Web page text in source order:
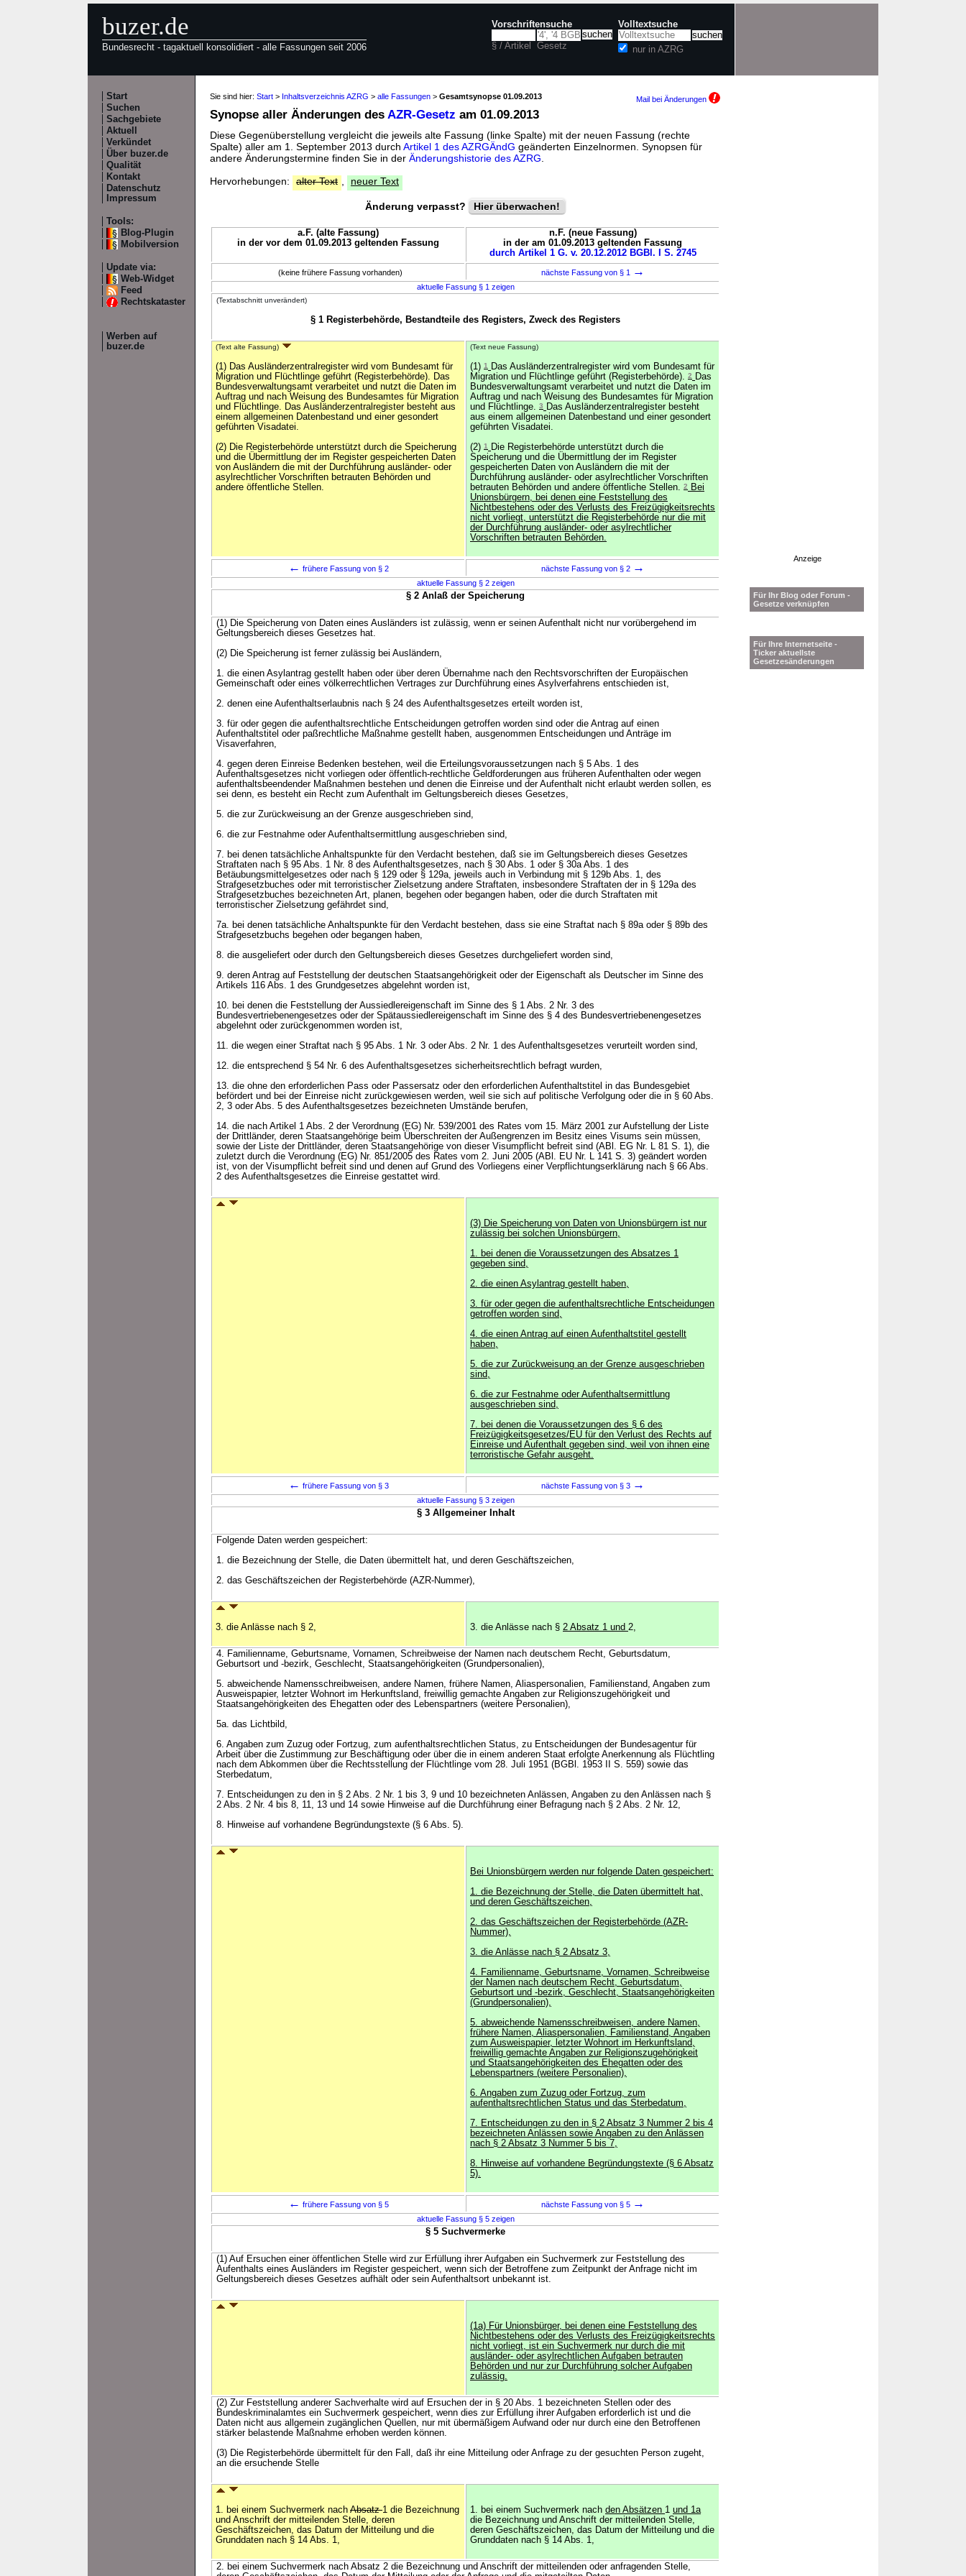
buzer.de
Bundesrecht - tagaktuell konsolidiert - alle Fassungen seit 2006
Vorschriftensuche
§ / Artikel Gesetz
Volltextsuche
nur in AZRG
Start
Suchen
Sachgebiete
Aktuell
Verkündet
Über buzer.de
Qualität
Kontakt
Datenschutz
Impressum
Tools:
Blog-Plugin
Mobilversion
Update via:
Web-Widget
Feed
Rechtskataster
Werben auf
buzer.de
Sie sind hier: Start > Inhaltsverzeichnis AZRG > alle Fassungen > Gesamtsynopse 01.09.2013 Mail bei Änderungen
Synopse aller Änderungen des AZR-Gesetz am 01.09.2013
Diese Gegenüberstellung vergleicht die jeweils alte Fassung (linke Spalte) mit der neuen Fassung (rechte
Spalte) aller am 1. September 2013 durch Artikel 1 des AZRGÄndG geänderten Einzelnormen. Synopsen für
andere Änderungstermine finden Sie in der Änderungshistorie des AZRG
Hervorhebungen:
alter Text neuer Text
Änderung verpasst? Hier überwachen!
a.F. (alte Fassung)
in der vor dem 01.09.2013 geltenden Fassung
n.F. (neue Fassung)
in der am 01.09.2013 geltenden Fassung
durch Artikel 1 G. v. 20.12.2012 BGBl. I S. 2745
(keine frühere Fassung vorhanden) nächste Fassung von § 1 →
aktuelle Fassung § 1 zeigen
(Textabschnitt unverändert)
§ 1 Registerbehörde, Bestandteile des Registers, Zweck des Registers
(Text alte Fassung)
(1) Das Ausländerzentralregister wird vom Bundesamt für
Migration und Flüchtlinge geführt (Registerbehörde). Das
Bundesverwaltungsamt verarbeitet und nutzt die Daten im
Auftrag und nach Weisung des Bundesamtes für Migration
und Flüchtlinge. Das Ausländerzentralregister besteht aus
einem allgemeinen Datenbestand und einer gesondert
geführten Visadatei.
(2) Die Registerbehörde unterstützt durch die Speicherung
und die Übermittlung der im Register gespeicherten Daten
von Ausländern die mit der Durchführung ausländer- oder
asylrechtlicher Vorschriften betrauten Behörden und
andere öffentliche Stellen.
(Text neue Fassung)
(1) 1
Das Ausländerzentralregister wird vom Bundesamt für
Migration und Flüchtlinge geführt (Registerbehörde). 2
Das
Bundesverwaltungsamt verarbeitet und nutzt die Daten im
Auftrag und nach Weisung des Bundesamtes für Migration
und Flüchtlinge. 3
Das Ausländerzentralregister besteht
aus einem allgemeinen Datenbestand und einer gesondert
geführten Visadatei.
(2) 1
Die Registerbehörde unterstützt durch die
Speicherung und die Übermittlung der im Register
gespeicherten Daten von Ausländern die mit der
Durchführung ausländer- oder asylrechtlicher Vorschriften
betrauten Behörden und andere öffentliche Stellen. 2
Bei
Unionsbürgern, bei denen eine Feststellung des
Nichtbestehens oder des Verlusts des Freizügigkeitsrechts
nicht vorliegt, unterstützt die Registerbehörde nur die mit
der Durchführung ausländer- oder asylrechtlicher
Vorschriften betrauten Behörden.
← frühere Fassung von § 2 nächste Fassung von § 2 →
aktuelle Fassung § 2 zeigen
§ 2 Anlaß der Speicherung
(1) Die Speicherung von Daten eines Ausländers ist zulässig, wenn er seinen Aufenthalt nicht nur vorübergehend im
Geltungsbereich dieses Gesetzes hat.
(2) Die Speicherung ist ferner zulässig bei Ausländern,
1. die einen Asylantrag gestellt haben oder über deren Übernahme nach den Rechtsvorschriften der Europäischen
Gemeinschaft oder eines völkerrechtlichen Vertrages zur Durchführung eines Asylverfahrens entschieden ist,
2. denen eine Aufenthaltserlaubnis nach § 24 des Aufenthaltsgesetzes erteilt worden ist,
3. für oder gegen die aufenthaltsrechtliche Entscheidungen getroffen worden sind oder die Antrag auf einen
Aufenthaltstitel oder paßrechtliche Maßnahme gestellt haben, ausgenommen Entscheidungen und Anträge im
Visaverfahren,
4. gegen deren Einreise Bedenken bestehen, weil die Erteilungsvoraussetzungen nach § 5 Abs. 1 des
Aufenthaltsgesetzes nicht vorliegen oder öffentlich-rechtliche Geldforderungen aus früheren Aufenthalten oder wegen
aufenthaltsbeendender Maßnahmen bestehen und denen die Einreise und der Aufenthalt nicht erlaubt werden sollen, es
sei denn, es besteht ein Recht zum Aufenthalt im Geltungsbereich dieses Gesetzes,
5. die zur Zurückweisung an der Grenze ausgeschrieben sind,
6. die zur Festnahme oder Aufenthaltsermittlung ausgeschrieben sind,
7. bei denen tatsächliche Anhaltspunkte für den Verdacht bestehen, daß sie im Geltungsbereich dieses Gesetzes
Straftaten nach § 95 Abs. 1 Nr. 8 des Aufenthaltsgesetzes, nach § 30 Abs. 1 oder § 30a Abs. 1 des
Betäubungsmittelgesetzes oder nach § 129 oder § 129a, jeweils auch in Verbindung mit § 129b Abs. 1, des
Strafgesetzbuches oder mit terroristischer Zielsetzung andere Straftaten, insbesondere Straftaten der in § 129a des
Strafgesetzbuches bezeichneten Art, planen, begehen oder begangen haben, oder die durch Straftaten mit
terroristischer Zielsetzung gefährdet sind,
7a. bei denen tatsächliche Anhaltspunkte für den Verdacht bestehen, dass sie eine Straftat nach § 89a oder § 89b des
Strafgesetzbuchs begehen oder begangen haben,
8. die ausgeliefert oder durch den Geltungsbereich dieses Gesetzes durchgeliefert worden sind,
9. deren Antrag auf Feststellung der deutschen Staatsangehörigkeit oder der Eigenschaft als Deutscher im Sinne des
Artikels 116 Abs. 1 des Grundgesetzes abgelehnt worden ist,
10. bei denen die Feststellung der Aussiedlereigenschaft im Sinne des § 1 Abs. 2 Nr. 3 des
Bundesvertriebenengesetzes oder der Spätaussiedlereigenschaft im Sinne des § 4 des Bundesvertriebenengesetzes
abgelehnt oder zurückgenommen worden ist,
11. die wegen einer Straftat nach § 95 Abs. 1 Nr. 3 oder Abs. 2 Nr. 1 des Aufenthaltsgesetzes verurteilt worden sind,
12. die entsprechend § 54 Nr. 6 des Aufenthaltsgesetzes sicherheitsrechtlich befragt wurden,
13. die ohne den erforderlichen Pass oder Passersatz oder den erforderlichen Aufenthaltstitel in das Bundesgebiet
befördert und bei der Einreise nicht zurückgewiesen werden, weil sie sich auf politische Verfolgung oder die in § 60 Abs.
2, 3 oder Abs. 5 des Aufenthaltsgesetzes bezeichneten Umstände berufen,
14. die nach Artikel 1 Abs. 2 der Verordnung (EG) Nr. 539/2001 des Rates vom 15. März 2001 zur Aufstellung der Liste
der Drittländer, deren Staatsangehörige beim Überschreiten der Außengrenzen im Besitz eines Visums sein müssen,
sowie der Liste der Drittländer, deren Staatsangehörige von dieser Visumpflicht befreit sind (ABl. EG Nr. L 81 S. 1), die
zuletzt durch die Verordnung (EG) Nr. 851/2005 des Rates vom 2. Juni 2005 (ABl. EU Nr. L 141 S. 3) geändert worden
ist, von der Visumpflicht befreit sind und denen auf Grund des Vorliegens einer Verpflichtungserklärung nach § 66 Abs.
2 des Aufenthaltsgesetzes die Einreise gestattet wird.
(3) Die Speicherung von Daten von Unionsbürgern ist nur
zulässig bei solchen Unionsbürgern,
1. bei denen die Voraussetzungen des Absatzes 1
gegeben sind,
2. die einen Asylantrag gestellt haben,
3. für oder gegen die aufenthaltsrechtliche Entscheidungen
getroffen worden sind,
4. die einen Antrag auf einen Aufenthaltstitel gestellt
haben,
5. die zur Zurückweisung an der Grenze ausgeschrieben
sind,
6. die zur Festnahme oder Aufenthaltsermittlung
ausgeschrieben sind,
7. bei denen die Voraussetzungen des § 6 des
Freizügigkeitsgesetzes/EU für den Verlust des Rechts auf
Einreise und Aufenthalt gegeben sind, weil von ihnen eine
terroristische Gefahr ausgeht.
← frühere Fassung von § 3 nächste Fassung von § 3 →
aktuelle Fassung § 3 zeigen
§ 3 Allgemeiner Inhalt
Folgende Daten werden gespeichert:
1. die Bezeichnung der Stelle, die Daten übermittelt hat, und deren Geschäftszeichen,
2. das Geschäftszeichen der Registerbehörde (AZR-Nummer),
3. die Anlässe nach § 2, 3. die Anlässe nach § 2 Absatz 1 und 2,
4. Familienname, Geburtsname, Vornamen, Schreibweise der Namen nach deutschem Recht, Geburtsdatum,
Geburtsort und -bezirk, Geschlecht, Staatsangehörigkeiten (Grundpersonalien),
5. abweichende Namensschreibweisen, andere Namen, frühere Namen, Aliaspersonalien, Familienstand, Angaben zum
Ausweispapier, letzter Wohnort im Herkunftsland, freiwillig gemachte Angaben zur Religionszugehörigkeit und
Staatsangehörigkeiten des Ehegatten oder des Lebenspartners (weitere Personalien),
5a. das Lichtbild,
6. Angaben zum Zuzug oder Fortzug, zum aufenthaltsrechtlichen Status, zu Entscheidungen der Bundesagentur für
Arbeit über die Zustimmung zur Beschäftigung oder über die in einem anderen Staat erfolgte Anerkennung als Flüchtling
nach dem Abkommen über die Rechtsstellung der Flüchtlinge vom 28. Juli 1951 (BGBl. 1953 II S. 559) sowie das
Sterbedatum,
7. Entscheidungen zu den in § 2 Abs. 2 Nr. 1 bis 3, 9 und 10 bezeichneten Anlässen, Angaben zu den Anlässen nach §
2 Abs. 2 Nr. 4 bis 8, 11, 13 und 14 sowie Hinweise auf die Durchführung einer Befragung nach § 2 Abs. 2 Nr. 12,
8. Hinweise auf vorhandene Begründungstexte (§ 6 Abs. 5).
Bei Unionsbürgern werden nur folgende Daten gespeichert:
1. die Bezeichnung der Stelle, die Daten übermittelt hat,
und deren Geschäftszeichen,
2. das Geschäftszeichen der Registerbehörde (AZR-
Nummer),
3. die Anlässe nach § 2 Absatz 3,
4. Familienname, Geburtsname, Vornamen, Schreibweise
der Namen nach deutschem Recht, Geburtsdatum,
Geburtsort und -bezirk, Geschlecht, Staatsangehörigkeiten
(Grundpersonalien),
5. abweichende Namensschreibweisen, andere Namen,
frühere Namen, Aliaspersonalien, Familienstand, Angaben
zum Ausweispapier, letzter Wohnort im Herkunftsland,
freiwillig gemachte Angaben zur Religionszugehörigkeit
und Staatsangehörigkeiten des Ehegatten oder des
Lebenspartners (weitere Personalien),
6. Angaben zum Zuzug oder Fortzug, zum
aufenthaltsrechtlichen Status und das Sterbedatum,
7. Entscheidungen zu den in § 2 Absatz 3 Nummer 2 bis 4
bezeichneten Anlässen sowie Angaben zu den Anlässen
nach § 2 Absatz 3 Nummer 5 bis 7,
8. Hinweise auf vorhandene Begründungstexte (§ 6 Absatz
5).
← frühere Fassung von § 5 nächste Fassung von § 5 →
aktuelle Fassung § 5 zeigen
§ 5 Suchvermerke
(1) Auf Ersuchen einer öffentlichen Stelle wird zur Erfüllung ihrer Aufgaben ein Suchvermerk zur Feststellung des
Aufenthalts eines Ausländers im Register gespeichert, wenn sich der Betroffene zum Zeitpunkt der Anfrage nicht im
Geltungsbereich dieses Gesetzes aufhält oder sein Aufenthaltsort unbekannt ist.
(1a) Für Unionsbürger, bei denen eine Feststellung des
Nichtbestehens oder des Verlusts des Freizügigkeitsrechts
nicht vorliegt, ist ein Suchvermerk nur durch die mit
ausländer- oder asylrechtlichen Aufgaben betrauten
Behörden und nur zur Durchführung solcher Aufgaben
zulässig.
(2) Zur Feststellung anderer Sachverhalte wird auf Ersuchen der in § 20 Abs. 1 bezeichneten Stellen oder des
Bundeskriminalamtes ein Suchvermerk gespeichert, wenn dies zur Erfüllung ihrer Aufgaben erforderlich ist und die
Daten nicht aus allgemein zugänglichen Quellen, nur mit übermäßigem Aufwand oder nur durch eine den Betroffenen
stärker belastende Maßnahme erhoben werden können.
(3) Die Registerbehörde übermittelt für den Fall, daß ihr eine Mitteilung oder Anfrage zu der gesuchten Person zugeht,
an die ersuchende Stelle
1. bei einem Suchvermerk nach Absatz1 die Bezeichnung
und Anschrift der mitteilenden Stelle, deren
Geschäftszeichen, das Datum der Mitteilung und die
Grunddaten nach § 14 Abs. 1,
1. bei einem Suchvermerk nach den Absätzen 1 und 1a
die Bezeichnung und Anschrift der mitteilenden Stelle,
deren Geschäftszeichen, das Datum der Mitteilung und die
Grunddaten nach § 14 Abs. 1,
2. bei einem Suchvermerk nach Absatz 2 die Bezeichnung und Anschrift der mitteilenden oder anfragenden Stelle,
Anzeige
Für Ihr Blog oder Forum -
Gesetze verknüpfen
Für Ihre Internetseite -
Ticker aktuellste
Gesetzesänderungen